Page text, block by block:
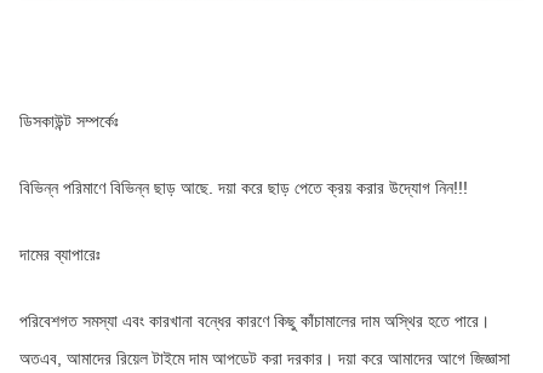
ডিসকাউন্ট সম্পর্কেঃ
বিভিন্ন পরিমাণে বিভিন্ন ছাড় আছে. দয়া করে ছাড় পেতে ক্রয় করার উদ্যোগ নিন!!!
দামের ব্যাপারেঃ
পরিবেশগত সমস্যা এবং কারখানা বন্ধের কারণে কিছু কাঁচামালের দাম অস্থির হতে পারে।
অতএব, আমাদের রিয়েল টাইমে দাম আপডেট করা দরকার। দয়া করে আমাদের আগে জিজ্ঞাসা